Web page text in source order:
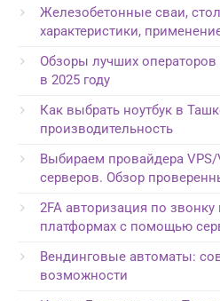
Железобетонные сваи,
характеристики,
Обзоры лучших
в 2025 году
Как выбрать ноутбук в
производительность
Выбираем провайдера VPS/
серверов. Обзор
2FA авторизация по
платформах с помощью
Вендинговые автоматы:
возможности